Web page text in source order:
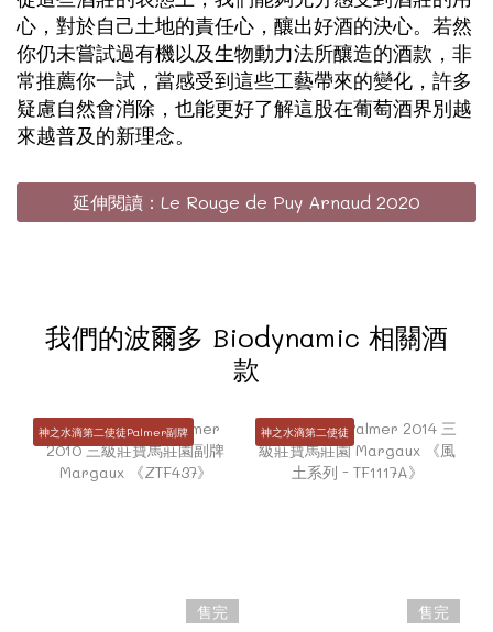
心，對於自己土地的責任心，釀出好酒的決心。若然
你仍未嘗試過有機以及生物動力法所釀造的酒款，非
常推薦你一試，當感受到這些工藝帶來的變化，許多
疑慮自然會消除，也能更好了解這股在葡萄酒界別越
來越普及的新理念。
延伸閱讀：Le Rouge de Puy Arnaud 2020
我們的波爾多 Biodynamic 相關酒
款
神之水滴第二使徒Palmer副牌
售完
神之水滴第二使徒
售完